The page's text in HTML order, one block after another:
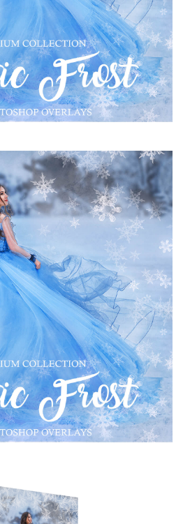
wybrać
Pobieranie